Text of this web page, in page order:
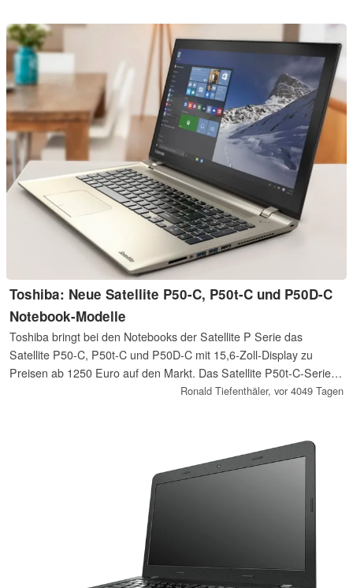
Toshiba: Neue Satellite P50-C, P50t-C und P50D-C
Notebook-Modelle
Toshiba bringt bei den Notebooks der Satellite P Serie das
Satellite P50-C, P50t-C und P50D-C mit 15,6-Zoll-Display zu
Preisen ab 1250 Euro auf den Markt. Das Satellite P50t-C-Serie
Ronald Tiefenthäler, vor 4049 Tagen